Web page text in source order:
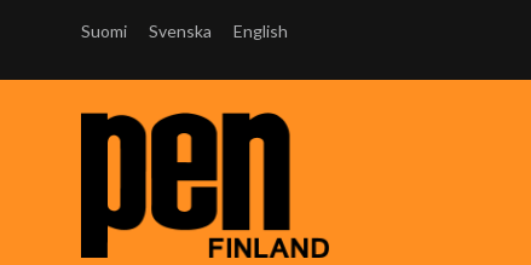
Suomi Svenska English